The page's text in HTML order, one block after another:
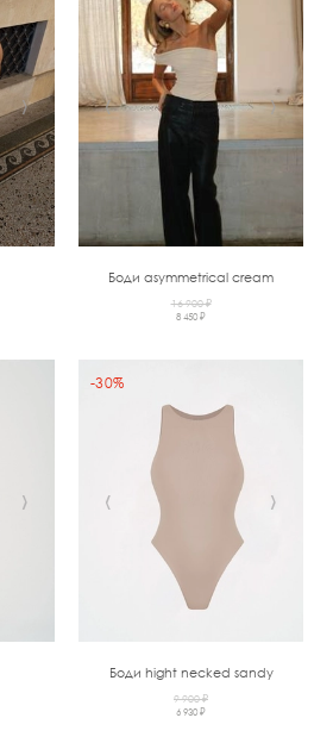
› ‹ ›
Боди asymmetrical cream
16 900 ₽
8 450 ₽
› ‹ ›
-30%
Боди hight necked sandy
9 900 ₽
6 930 ₽